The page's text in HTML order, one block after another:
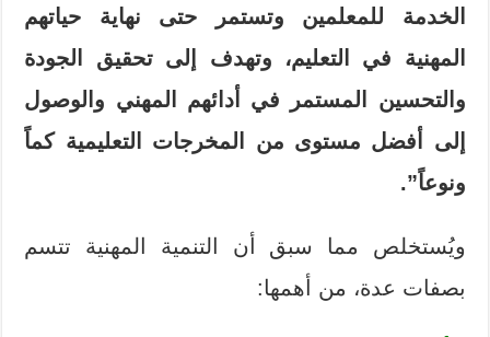
الخدمة للمعلمين وتستمر حتى نهاية حياتهم
المهنية في التعليم، وتهدف إلى تحقيق الجودة
والتحسين المستمر في أدائهم المهني والوصول
إلى أفضل مستوى من المخرجات التعليمية كماً
ونوعاً”.
ويُستخلص مما سبق أن التنمية المهنية تتسم
بصفات عدة، من أهمها: